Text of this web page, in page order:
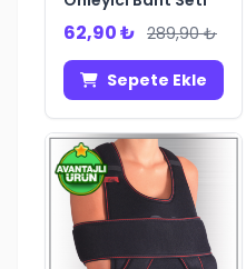
62,90 ₺ 289,90 ₺
Sepete Ekle